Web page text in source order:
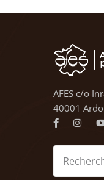
AFES c/o
40001